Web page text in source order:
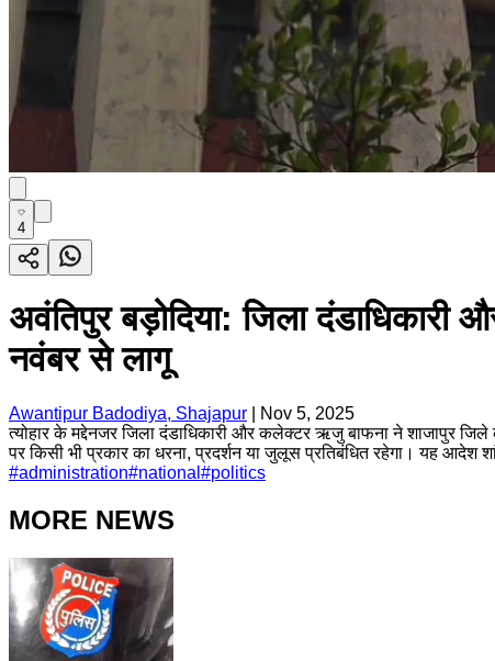
4
अवंतिपुर बड़ोदिया: जिला
नवंबर से लागू
Awantipur Badodiya, Shajapur
Nov 5, 2025
त्योहार के मद्देनजर जिला दंडाधिकारी और कलेक्टर ऋजु बाफना ने शाजापुर जिले
पर किसी भी प्रकार का धरना, प्रदर्शन या जुलूस प्रतिबंधित रहेगा। यह आदेश
#administration#national #politics
MORE NEWS